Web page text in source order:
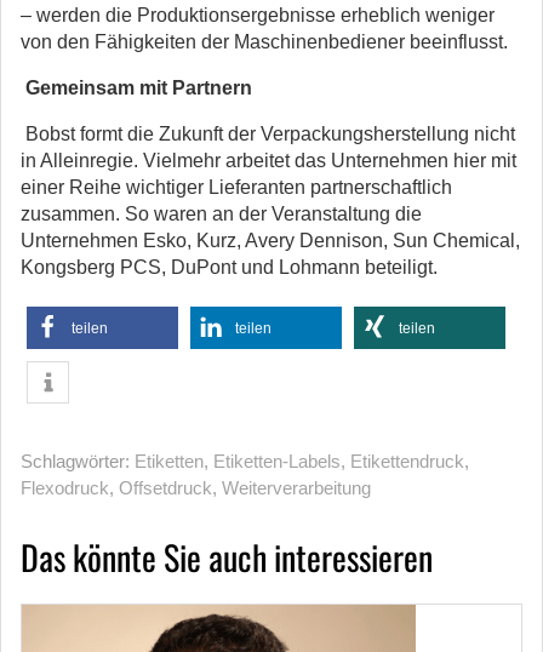
– werden die Produktionsergebnisse erheblich weniger
von den Fähigkeiten der Maschinenbediener beeinflusst.
Gemeinsam mit Partnern
Bobst formt die Zukunft der Verpackungsherstellung nicht
in Alleinregie. Vielmehr arbeitet das Unternehmen hier mit
einer Reihe wichtiger Lieferanten partnerschaftlich
zusammen. So waren an der Veranstaltung die
Unternehmen Esko, Kurz, Avery Dennison, Sun Chemical,
Kongsberg PCS, DuPont und Lohmann beteiligt.
teilen teilen teilen
Schlagwörter: Etiketten, Etiketten-Labels, Etikettendruck,
Flexodruck, Offsetdruck, Weiterverarbeitung
Das könnte Sie auch interessieren